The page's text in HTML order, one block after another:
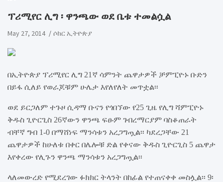
ፕሪሚየር ሊግ ፡ ዋንጫው ወደ ቤቱ ተመልሷል
May 27, 2014 ሶከር ኢትዮጵያ
በኢትዮጵያ ፕሪሚየር ሊግ 21ኛ ሳምንት ጨዋታዎች ቻምፒዮኑ ቡድን
በይፋ ሲለይ የወራጆቹም ሁሌታ እየለየለት መጥቷል፡፡
ወደ ይርጋለም ተጉዞ ሲዳማ ቡናን የጎበኘው የ25 ጊዜ የሊግ ሻምፒዮኑ
ቅዱስ ጊዮርጊስ 26ኛውን ዋንጫ ፍፁም ገብረማርያም ባስቆጠራት
ብቸኛ ግብ 1-0 በማሸነፍ ማንሳቱን አረጋግጧል፡፡ ካደረጋቸው 21
ጨዋታዎች ከሁለቱ በቀር በሌሎቹ ድል የቀናው ቅዱስ ጊዮርጊስ 5 ጨዋታ
እየቀረው የሊጉን ዋንጫ ማንሳቱን አረጋግጧል፡፡
ላለመውረድ የሚደረገው ፉክክር ትላንት በከፊል የተጠናቀቀ መስሏል፡፡ 9፡